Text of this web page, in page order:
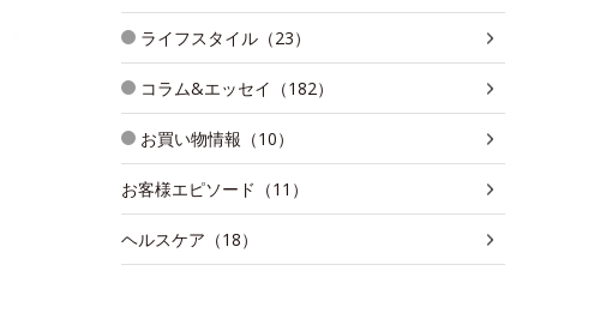
ライフスタイル（23）
コラム&エッセイ（182）
お買い物情報（10）
お客様エピソード（11）
ヘルスケア（18）